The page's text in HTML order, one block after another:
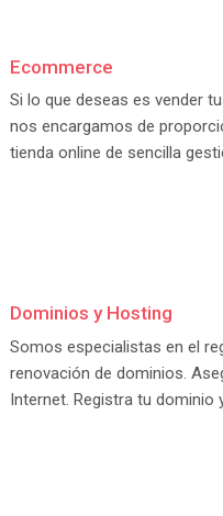
Ecommerce
Si lo que deseas es vender
nos encargamos de
tienda online de sencilla
Dominios y Hosting
Somos especialistas en el
renovación de dominios.
Internet. Registra tu dominio